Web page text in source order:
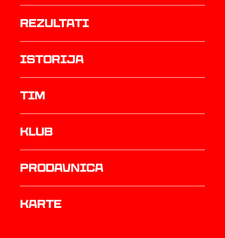
rezultati
istorija
TIM
Klub
prodavnica
Karte